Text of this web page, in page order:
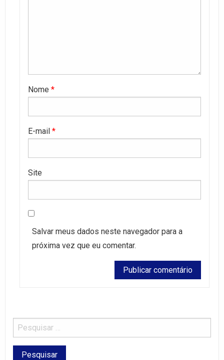
Nome *
E-mail *
Site
Salvar meus dados neste navegador para a
próxima vez que eu comentar.